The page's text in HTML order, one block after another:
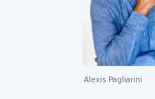
Alexis Pagliarini